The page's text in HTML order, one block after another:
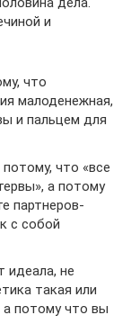
и
что
малоденежная,
и пальцем для
что «все
а потому
партнеров-
с собой
идеала, не
такая или
а потому что вы